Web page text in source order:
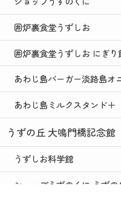
囲炉裏食堂うずしお
囲炉裏食堂うずしお にぎり
あわじ島バーガー淡路島オ
あわじ島ミルクスタンド＋
うずの丘 大鳴門橋記念館
うずしお科学館
ショップうずのくに うずの